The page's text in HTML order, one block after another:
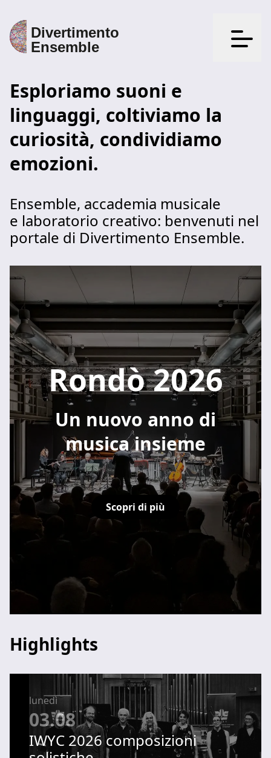
Apri il
Esploriamo suoni e
linguaggi, coltiviamo la
curiosità, condividiamo
emozioni.
Ensemble, accademia musicale
e laboratorio creativo: benvenuti nel
portale di Divertimento Ensemble.
Rondò 2026
Un nuovo anno di
musica insieme
Scopri di più
Highlights
lunedì
03.08
IWYC 2026 composizioni